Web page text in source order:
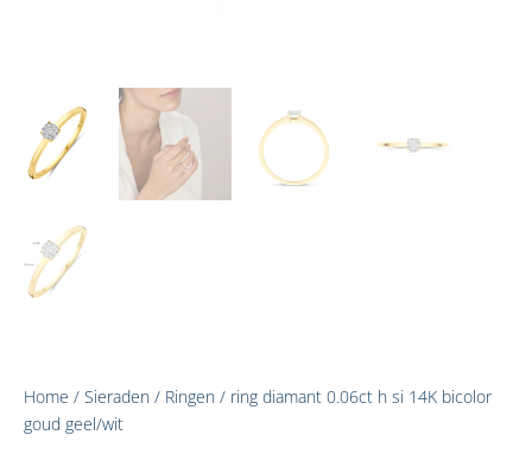
Home / Sieraden / Ringen / ring diamant 0.06ct h si 14K bicolor
goud geel/wit